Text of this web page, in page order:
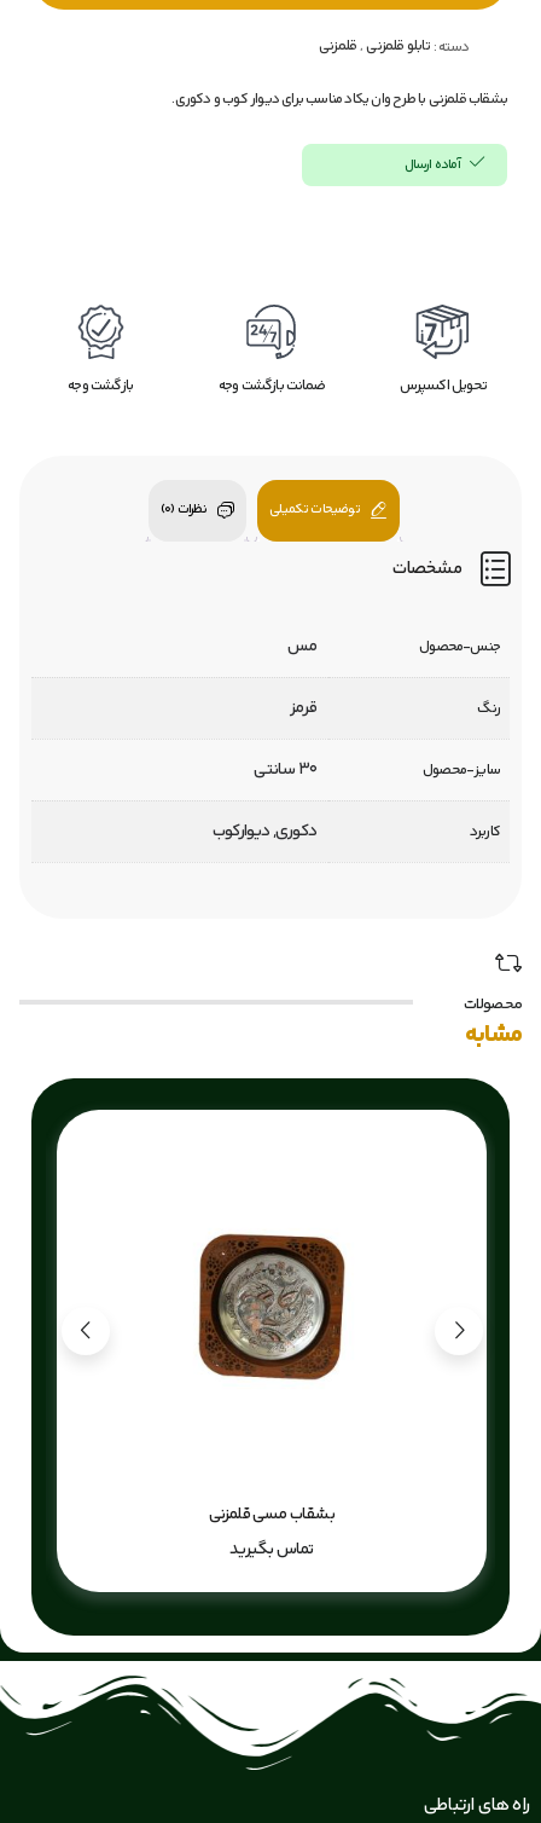
دسته : تابلو قلمزنی,قلمزنی
بشقاب قلمزنی با طرح وان یکاد مناسب برای دیوار کوب و دکوری.
آماده ارسال
تحویل اکسپرس ضمانت بازگشت وجه بازگشت وجه
توضیحات تکمیلی نظرات (0)
مشخصات
جنس-محصول مس
رنگ قرمز
سایز-محصول 30 سانتی
کاربرد دکوری, دیوارکوب
محصولات
مشابه
بشقاب مسی قلمزنی
تماس بگیرید
راه های ارتباطی